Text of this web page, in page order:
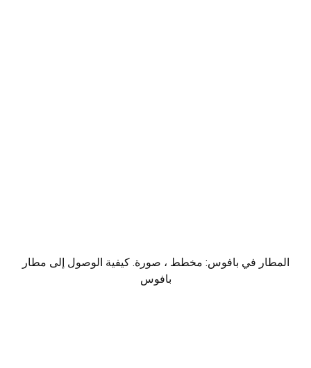
المطار في بافوس: مخطط ، صورة. كيفية الوصول إلى مطار
بافوس